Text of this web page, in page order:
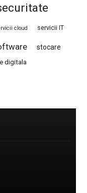
cloud servicii IT
stocare
digitala